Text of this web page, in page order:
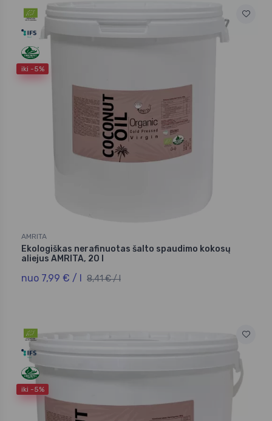
iki -5%
AMRITA
Ekologiškas nerafinuotas šalto spaudimo kokosų
aliejus AMRITA, 20 l
nuo 7,99 € / l 8,41 € / l
iki -5%